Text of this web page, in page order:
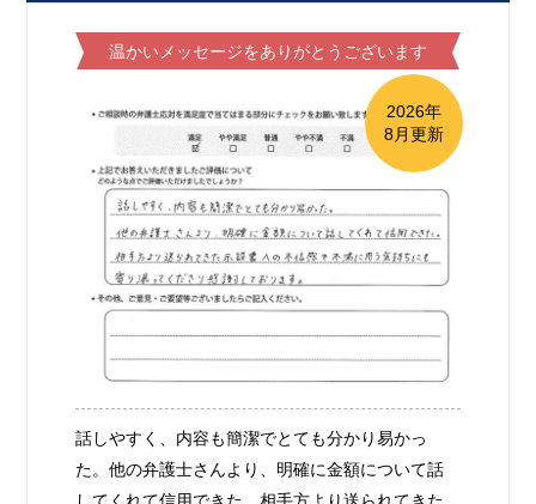
温かいメッセージをありがとうございます
2026年
8月更新
話しやすく、内容も簡潔でとても分かり易かっ
た。他の弁護士さんより、明確に金額について話